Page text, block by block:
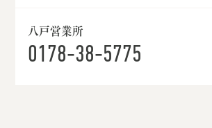
八戸営業所
0178-38-5775